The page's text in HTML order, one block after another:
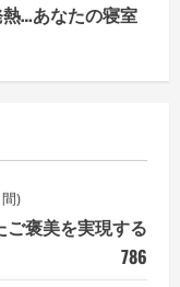
…あなたの寝室
)
ご褒美を実現する
786